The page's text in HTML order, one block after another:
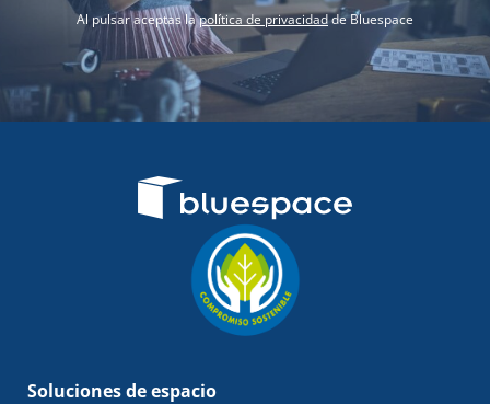
Al pulsar aceptas lapolítica de privacidadde Bluespace
Soluciones de espacio